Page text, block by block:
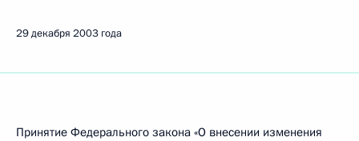
29 декабря 2003 года
Принятие Федерального закона «О внесении изменения